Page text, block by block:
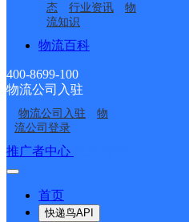
态
行业资讯
物
流知识
物流百科
400-8699-100
物流公司入驻
物流公司入驻
物
流公司登录
推广者中心
首页
快递鸟API
决方案
接口API
API接口文档
API接口 DEMO下载